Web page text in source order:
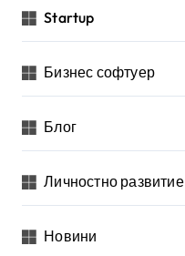
Startup
Бизнес софтуер
Блог
Личностно развитие
Новини